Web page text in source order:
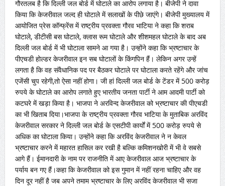
गौरतलब है कि दिल्ली जल बोर्ड में घोटाले का आरोप लगाया है। बीजेपी ने दावा
किया कि केजरीवाल जल्‍द ही घोटाले में सलाखों के पीछे जाएंगे। बीजेपी मुख्यालय में
आयोजित प्रेस कॉन्‍फ्रेंस में राष्ट्रीय प्रवक्ता गौरव भाटिया ने कहा कि शराब
घोटाले, डीटीसी बस घोटाले, क्लास रूम घोटाले और शीशमहल घोटाले के बाद अब
दिल्ली जल बोर्ड में भी घोटाला सामने आ गया है। उन्होंने कहा कि भ्रष्टाचार के
पीएचडी होल्डर केजरीवाल इन सब घोटालों के किंगपिन हैं। लेकिन अगर उन्हें
लगता है कि वह संवैधानिक पद पर बैठकर घोटाले पर घोटाला करते रहेंगे और जांच
एजेंसी चुप रहेगी,तो ऐसा नहीं होगा। जी हां दिल्ली जल बोर्ड के टेंडर में 500 करोड़
रुपये के घोटाले का आरोप लगाते हुए भारतीय जनता पार्टी ने आम आदमी पार्टी को
कटघरे में खड़ा किया है। भाजपा ने अरविन्द केजरीवाल को भ्रष्टाचार की पीएचडी
का भी खिताब दिया।भाजपा के राष्ट्रीय प्रवक्ता गौरव भाटिया के मुताबिक अरविंद
केजरीवाल सरकार ने दिल्ली जल बोर्ड के एसटीपी कार्यों में 500 करोड़ रुपये से
अधिक का घोटाला किया। उन्होंने कहा कि अरविंद केजरीवाल ने न केवल
भ्रष्टाचार करने में महारत हासिल कर रखी है बल्कि कमिशनखोरी में भी वे सबसे
आगे हैं। ईमानदारी के नाम पर राजनीति में आए केजरीवाल आज भ्रष्टाचार के
पर्याय बन गए हैं।कहा कि केजरीवाल को इस गुमान में नहीं रहना चाहिए और वह
दिन दूर नहीं है जब अपने तमाम भ्रष्टाचार के लिए अरविंद केजरीवाल भी सजा